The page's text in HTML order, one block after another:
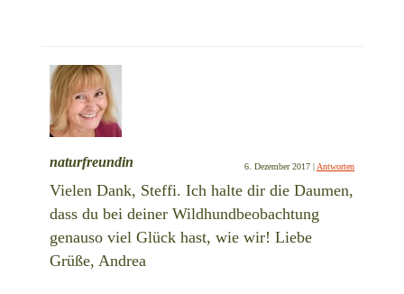
naturfreundin 6. Dezember 2017 |Antworten
Vielen Dank, Steffi. Ich halte dir die Daumen,
dass du bei deiner Wildhundbeobachtung
genauso viel Glück hast, wie wir! Liebe
Grüße, Andrea